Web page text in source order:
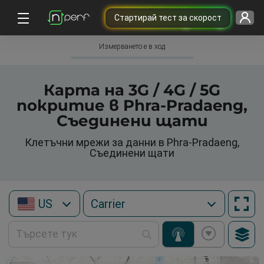
Cтартирай тест за скорост
Измерването е в ход
Карта на 3G / 4G / 5G
покритие в Phra-Pradaeng,
Съединени щати
Клетъчни мрежи за данни в Phra-Pradaeng,
Съединени щати
US